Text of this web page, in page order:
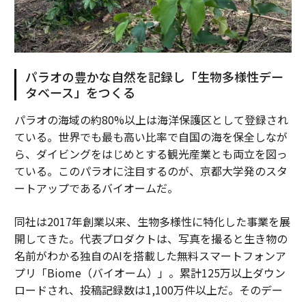
パラオの豊かな自然を記録し「生物多様性デー
タベース」をつくる
パラオの海域の約80%以上は海洋保護区として登録され
ている。世界でも最も高い比率で自国の海を保全しなが
ら、ダイビングをはじめとする観光産業とも両立を図っ
ている。このパラオに注目するのが、京都大学発のスタ
ートアップであるバイオームだ。
同社は2017年創業以来、生物多様性に特化した事業を展
開してきた。代表プロダクトは、写真を撮ると生き物の
名前がわかる独自のAIを搭載した無料スマートフォンア
プリ「Biome（バイオーム）」。累計125万以上ダウン
ロードされ、投稿記録数は1,100万件以上だ。そのデー